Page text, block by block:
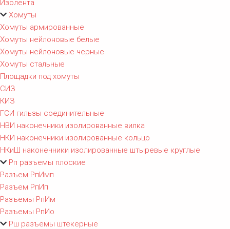
Изолента
Хомуты
Хомуты армированные
Хомуты нейлоновые белые
Хомуты нейлоновые черные
Хомуты стальные
Площадки под хомуты
СИЗ
КИЗ
ГСИ гильзы соединительные
НВИ наконечники изолированные вилка
НКИ наконечники изолированные кольцо
НКиШ наконечники изолированные штыревые круглые
Рп разъемы плоские
Разъем РпИмп
Разъем РпИп
Разъемы РпИм
Разъемы РпИо
Рш разъемы штекерные